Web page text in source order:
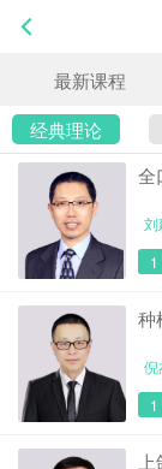
最新课程
经典理论
全
刘
1
种
倪
1